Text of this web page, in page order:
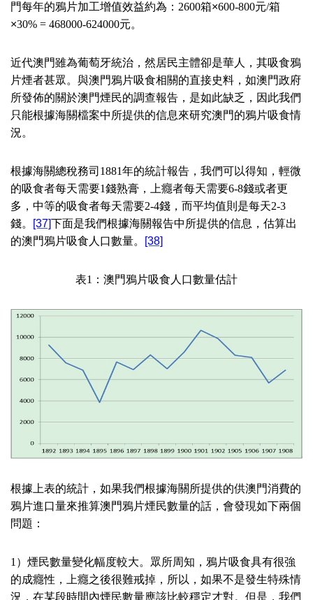
門每年的鴉片加工增值效益約為： 2600箱×600-800元/箱
×30% = 468000-624000元。
近代澳門雖為葡萄牙統治，然居民主體卻是華人，其吸食鴉
片煙者甚眾。與澳門鴉片吸食相關的直接史料，如澳門政府
所發佈的關於澳門煙民的調查報告，是如此缺乏，因此我們
只能根據海關檔案中所提供的信息來研究澳門的鴉片吸食情
況。
根據海關總稅務司 1881年的統計報告，我們可以得知，輕微
的吸食者每天需要1錢熟膏，上癮者每天需要6-8錢或者更
多，中等的吸食者每天需要2-4錢，而平均值則是每天2-3
錢。
[37]下面是我們根據海關報告中所提供的信息，估算出
的澳門鴉片吸食人口數量。
[38]
表1 ：澳門鴉片吸食人口數量估計
根據上表的統計，如果我們根據海關所提供的供澳門消費的
鴉片進口量來推算澳門鴉片煙民數量的話，會發現如下兩個
問題：
1 ）煙民數量變化幅度較大。眾所周知，鴉片吸食具有很強
的成癮性，上癮之後很難戒掉，所以，如果不是發生特殊情
況，在某段時間內煙民數量應該比較穩定才對。但是，我們